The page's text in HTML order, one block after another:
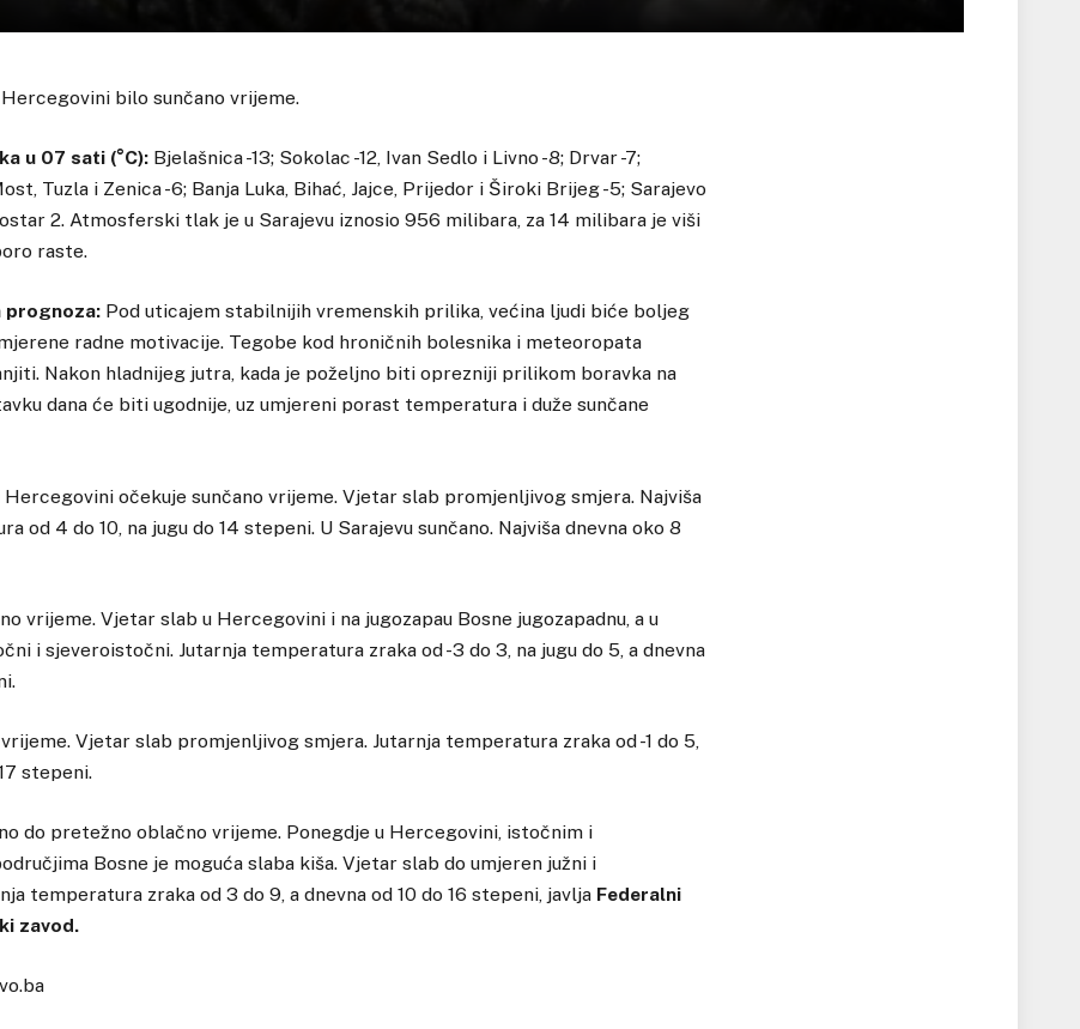
bilo sunčano vrijeme.
u 07 sati (°C): Bjelašnica -13; Sokolac -12, Ivan Sedlo i Livno -8; Drvar -7;
Tuzla i Zenica -6; Banja Luka, Bihać, Jajce, Prijedor i Široki Brijeg -5; Sarajevo
2. Atmosferski tlak je u Sarajevu iznosio 956 milibara, za 14 milibara je viši
raste.
prognoza: Pod uticajem stabilnijih vremenskih prilika, većina ljudi biće boljeg
radne motivacije. Tegobe kod hroničnih bolesnika i meteoropata
Nakon hladnijeg jutra, kada je poželjno biti oprezniji prilikom boravka na
dana će biti ugodnije, uz umjereni porast temperatura i duže sunčane
Hercegovini očekuje sunčano vrijeme. Vjetar slab promjenljivog smjera. Najviša
od 4 do 10, na jugu do 14 stepeni. U Sarajevu sunčano. Najviša dnevna oko 8
vrijeme. Vjetar slab u Hercegovini i na jugozapau Bosne jugozapadnu, a u
i sjeveroistočni. Jutarnja temperatura zraka od -3 do 3, na jugu do 5, a dnevna
Vjetar slab promjenljivog smjera. Jutarnja temperatura zraka od -1 do 5,
stepeni.
do pretežno oblačno vrijeme. Ponegdje u Hercegovini, istočnim i
Bosne je moguća slaba kiša. Vjetar slab do umjeren južni i
temperatura zraka od 3 do 9, a dnevna od 10 do 16 stepeni, javlja Federalni
zavod.